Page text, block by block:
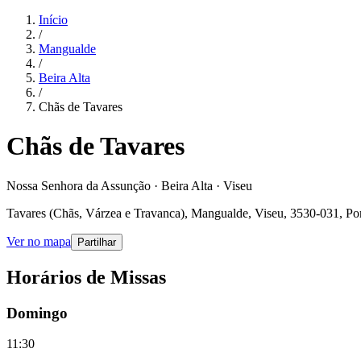
Início
/
Mangualde
/
Beira Alta
/
Chãs de Tavares
Chãs de Tavares
Nossa Senhora da Assunção · Beira Alta · Viseu
Tavares (Chãs, Várzea e Travanca), Mangualde, Viseu, 3530-031,
Ver no mapa Partilhar
Horários de Missas
Domingo
11:30